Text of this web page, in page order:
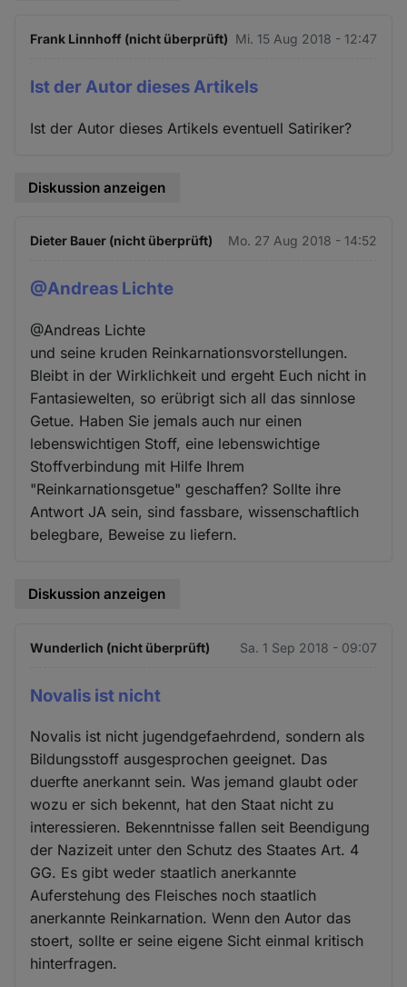
Frank Linnhoff (nicht überprüft) Mi. 15 Aug 2018 - 12:47
Ist der Autor dieses Artikels
Ist der Autor dieses Artikels eventuell Satiriker?
Diskussion anzeigen
Dieter Bauer (nicht überprüft) Mo. 27 Aug 2018 - 14:52
@Andreas Lichte
@Andreas Lichte
und seine kruden Reinkarnationsvorstellungen.
Bleibt in der Wirklichkeit und ergeht Euch nicht in
Fantasiewelten, so erübrigt sich all das sinnlose
Getue. Haben Sie jemals auch nur einen
lebenswichtigen Stoff, eine lebenswichtige
Stoffverbindung mit Hilfe Ihrem
"Reinkarnationsgetue" geschaffen? Sollte ihre
Antwort JA sein, sind fassbare, wissenschaftlich
belegbare, Beweise zu liefern.
Diskussion anzeigen
Wunderlich (nicht überprüft) Sa. 1 Sep 2018 - 09:07
Novalis ist nicht
Novalis ist nicht jugendgefaehrdend, sondern als
Bildungsstoff ausgesprochen geeignet. Das
duerfte anerkannt sein. Was jemand glaubt oder
wozu er sich bekennt, hat den Staat nicht zu
interessieren. Bekenntnisse fallen seit Beendigung
der Nazizeit unter den Schutz des Staates Art. 4
GG. Es gibt weder staatlich anerkannte
Auferstehung des Fleisches noch staatlich
anerkannte Reinkarnation. Wenn den Autor das
stoert, sollte er seine eigene Sicht einmal kritisch
hinterfragen.